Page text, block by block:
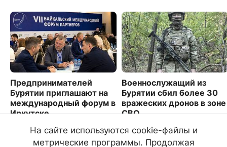
Предпринимателей
Бурятии приглашают на
международный форум в
Иркутске
3884
Военнослужащий из
Бурятии сбил более 30
вражеских дронов в зоне
СВО
1520
На сайте используются cookie-файлы и
метрические программы. Продолжая